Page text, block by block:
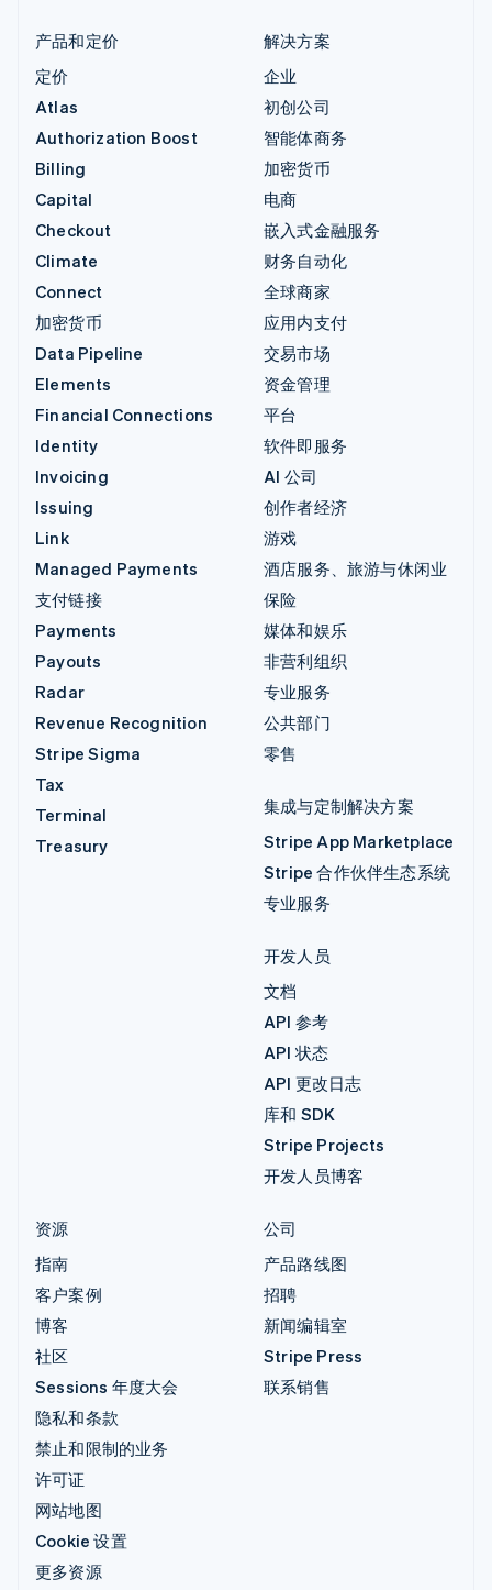
产品和定价
定价
Atlas
Authorization Boost
Billing
Capital
Checkout
Climate
Connect
加密货币
Data Pipeline
Elements
Financial Connections
Identity
Invoicing
Issuing
Link
Managed Payments
支付链接
Payments
Payouts
Radar
Revenue Recognition
Stripe Sigma
Tax
Terminal
Treasury
解决方案
企业
初创公司
智能体商务
加密货币
电商
嵌入式金融服务
财务自动化
全球商家
应用内支付
交易市场
资金管理
平台
软件即服务
AI 公司
创作者经济
游戏
酒店服务、旅游与休闲业
保险
媒体和娱乐
非营利组织
专业服务
公共部门
零售
集成与定制解决方案
Stripe App Marketplace
Stripe 合作伙伴生态系统
专业服务
开发人员
文档
API 参考
API 状态
API 更改日志
库和 SDK
Stripe Projects
开发人员博客
资源
指南
客户案例
博客
社区
Sessions 年度大会
隐私和条款
禁止和限制的业务
许可证
网站地图
Cookie 设置
更多资源
公司
产品路线图
招聘
新闻编辑室
Stripe Press
联系销售